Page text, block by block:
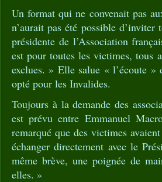
Un format qui ne convenait pas
n’aurait pas été possible
présidente de l’Association
est pour toutes les victimes, tous
exclues. » Elle salue « l’écoute
opté pour les Invalides.
Toujours à la demande des
est prévu entre Emmanuel
remarqué que des victimes
échanger directement avec le
même brève, une poignée de
elles. »